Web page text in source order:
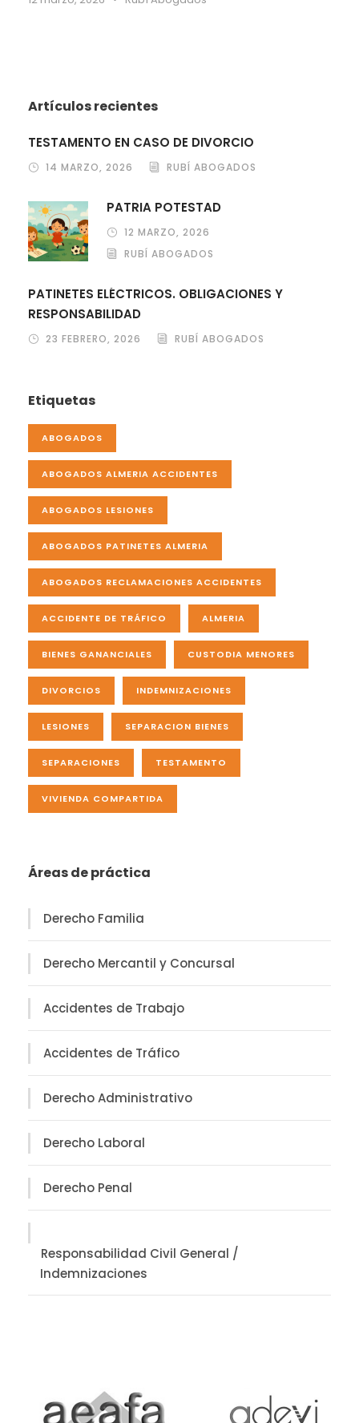
Artículos recientes
TESTAMENTO EN CASO DE DIVORCIO
14 MARZO, 2026 RUBÍ ABOGADOS
PATRIA POTESTAD
12 MARZO, 2026
RUBÍ ABOGADOS
PATINETES ELÉCTRICOS. OBLIGACIONES Y
RESPONSABILIDAD
23 FEBRERO, 2026 RUBÍ ABOGADOS
Etiquetas
ABOGADOS
ABOGADOS ALMERIA ACCIDENTES
ABOGADOS LESIONES
ABOGADOS PATINETES ALMERIA
ABOGADOS RECLAMACIONES ACCIDENTES
ACCIDENTE DE TRÁFICO ALMERIA
BIENES GANANCIALES CUSTODIA MENORES
DIVORCIOS INDEMNIZACIONES
LESIONES SEPARACION BIENES
SEPARACIONES TESTAMENTO
VIVIENDA COMPARTIDA
Áreas de práctica
Derecho Familia
Derecho Mercantil y Concursal
Accidentes de Trabajo
Accidentes de Tráfico
Derecho Administrativo
Derecho Laboral
Derecho Penal
Responsabilidad Civil General /
Indemnizaciones